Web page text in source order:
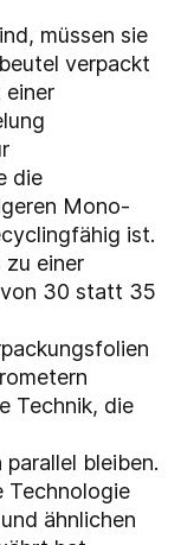
müssen sie
verpackt
die
Mono-
ist.
zu einer
von 30 statt 35
Technik, die
bleiben.
Technologie
ähnlichen